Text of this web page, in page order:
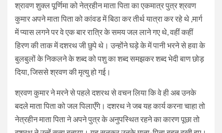
श्रावण शुक्ल पूर्णिमा को नेत्रहीन माता पिता का एकमात्र पुत्र श्रवण
कुमार अपने माता पिता को कांवड में बिठा कर तीर्थ यात्रा कर रहे थे ,मार्ग
में प्यास लगने पर वे एक बार रात्रि के समय जल लाने गए थे, वहीं कहीं
हिरण की ताक में दशरथ जी छुपे थे। उन्होंने घड़े के में पानी भरने से हवा के
बुलबुलों के निकलने के शब्द को पशु का शब्द समझकर शब्द भेदी बाण छोड़
दिया, जिससे श्रवण की मृत्यु हो गई।
श्रवण कुमार ने मरने से पहले दशरथ से वचन लिया कि वे ही अब उनके
बदले माता पिता को जल पिलाएँगे। दशरथ ने जब यह कार्य करना चाहा तो
नेत्रहीन माता पिता ने अपने पुत्र के अनुपस्थित रहने का कारण पूछा तो